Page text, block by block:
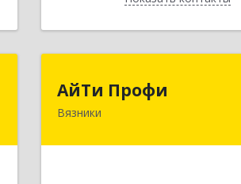
АйТи Профи
Вязники